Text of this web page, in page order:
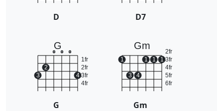
D D7
G
1fr
2fr
3fr
4fr
3
2
o o o
4
G
Gm
2fr
3fr
4fr
5fr
6fr
1
3 4
1 1 1
Gm